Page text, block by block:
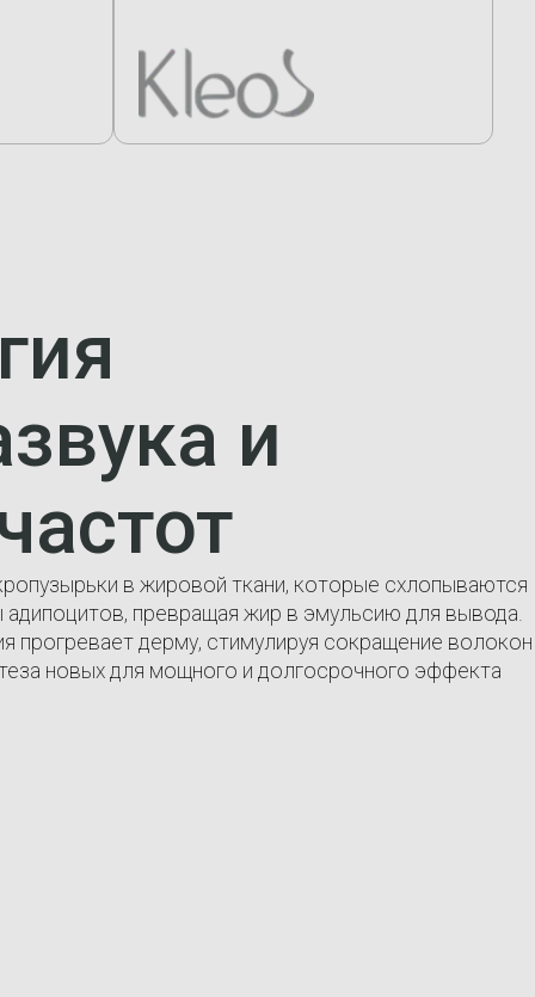
и
в жировой ткани, которые схлопываются
превращая жир в эмульсию для вывода.
прогревает дерму, стимулируя сокращение волокон
новых для мощного и долгосрочного эффекта